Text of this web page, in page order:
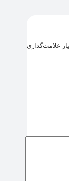
علامت‌گذاری